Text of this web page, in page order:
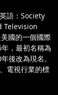
語：Society
Television
國的一個國際
，最初名稱為
後改為現名。
電視行業的標